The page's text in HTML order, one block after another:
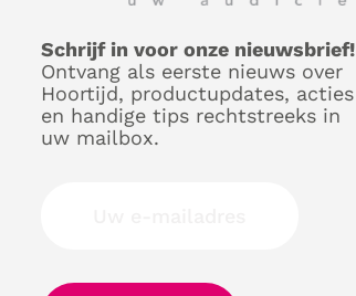
Schrijf in voor onze nieuwsbrief!
Ontvang als eerste nieuws over
Hoortijd, productupdates, acties
en handige tips rechtstreeks in
uw mailbox.